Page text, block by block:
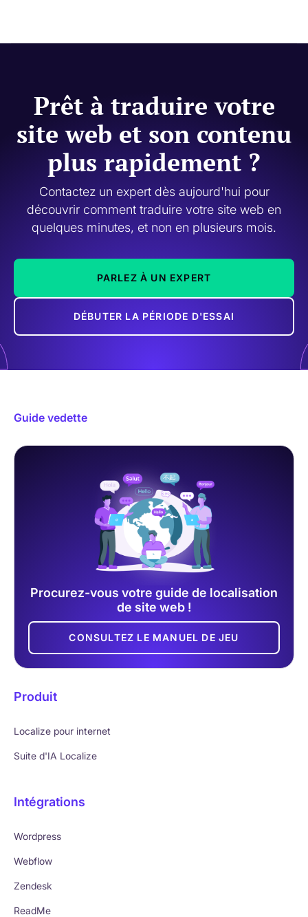
Prêt à traduire votre
site web et son contenu
plus rapidement ?
Contactez un expert dès aujourd'hui pour
découvrir comment traduire votre site web en
quelques minutes, et non en plusieurs mois.
PARLEZ À UN EXPERT
DÉBUTER LA PÉRIODE D'ESSAI
Guide vedette
Procurez-vous votre guide de localisation
de site web !
CONSULTEZ LE MANUEL DE JEU
Produit
Localize pour internet
Suite d'IA Localize
Intégrations
Wordpress
Webflow
Zendesk
ReadMe